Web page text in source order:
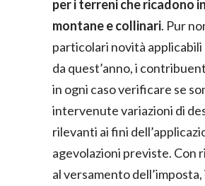
per i terreni che ricadono
montane e collinari. Pur
particolari novità applicabili
da quest’anno, i
in ogni caso verificare se
intervenute variazioni di
rilevanti ai fini
agevolazioni previste. Con
al versamento